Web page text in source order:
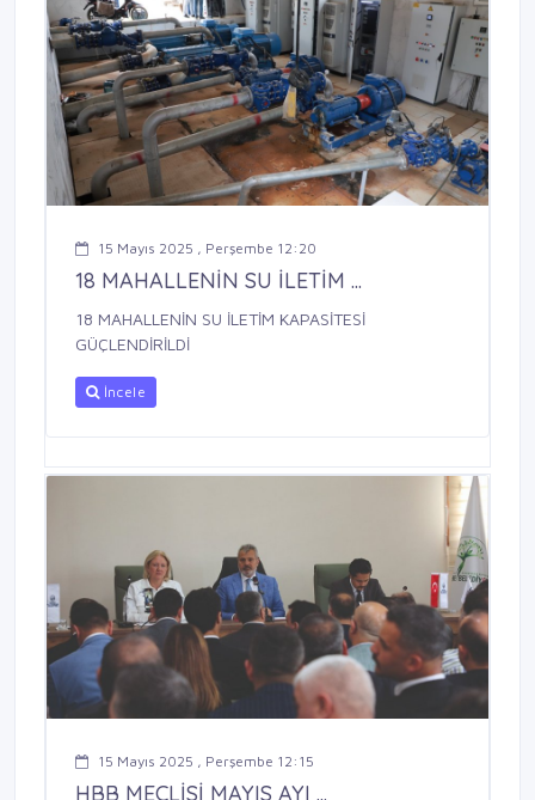
15 Mayıs 2025 , Perşembe 12:20
18 MAHALLENİN SU İLETİM ...
18 MAHALLENİN SU İLETİM KAPASİTESİ
GÜÇLENDİRİLDİ
İncele
15 Mayıs 2025 , Perşembe 12:15
HBB MECLİSİ MAYIS AYI ...